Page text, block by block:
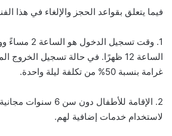
فيما يتعلق بقواعد الحجز والإلغاء في هذا
1. وقت تسجيل
الساعة 12 ظهرًا. في حالة تسجيل
غرامة بنسبة 50% من تكلفة ليلة واحدة.
2. الإقامة للأطفال دون
لاستخدام خدمات إضافية لهم.